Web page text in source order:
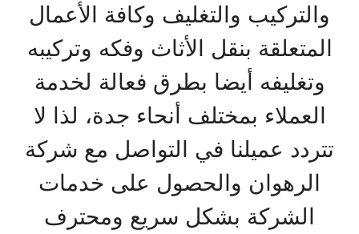
والتركيب والتغليف وكافة الأعمال
المتعلقة بنقل الأثاث وفكه وتركيبه
وتغليفه أيضا بطرق فعالة لخدمة
العملاء بمختلف أنحاء جدة، لذا لا
تتردد عميلنا في التواصل مع شركة
الرهوان والحصول على خدمات
الشركة بشكل سريع ومحترف